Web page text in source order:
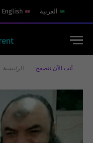
العربية English
أنت الآن تتصفح: الرئيسية